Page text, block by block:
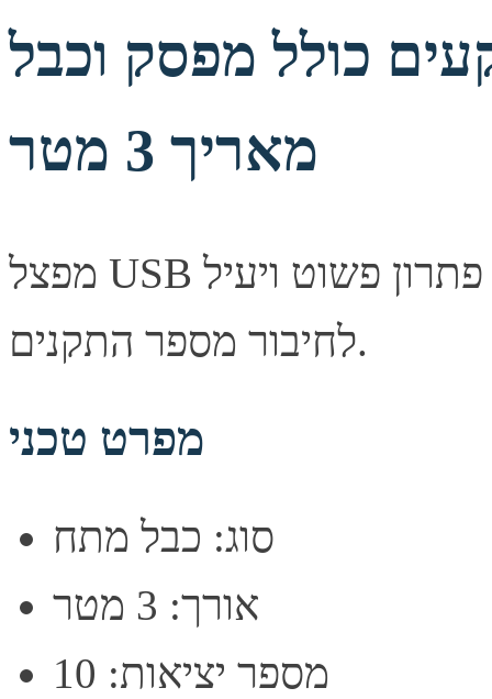
ל-10 שקעים כולל מפסק וכבל
מאריך 3 מטר
מפצל USB איכותי להרחבת חיבורי המחשב — פתרון פשוט ויעיל
לחיבור מספר התקנים.
מפרט טכני
סוג: כבל מתח
אורך: 3 מטר
מספר יציאות: 10